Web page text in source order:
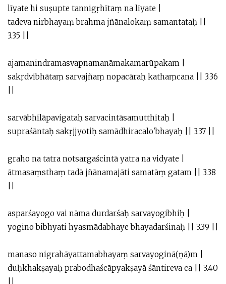
līyate hi suṣupte tannigṛhītaṃ na līyate |
tadeva nirbhayaṃ brahma jñānalokaṃ samantataḥ ||
3.35 ||
ajamanindramasvapnamanāmakamarūpakam |
sakṛdvibhātaṃ sarvajñaṃ nopacāraḥ kathaṃcana || 3.36
sarvābhilāpavigataḥ sarvacintāsamutthitaḥ |
supraśāntaḥ sakṛjjyotiḥ samādhiracalo'bhayaḥ || 3.37 ||
graho na tatra notsargaścintā yatra na vidyate |
ātmasaṃsthaṃ tadā jñānamajāti samatāṃ gatam || 3.38
asparśayogo vai nāma durdarśaḥ sarvayogibhiḥ |
yogino bibhyati hyasmādabhaye bhayadarśinaḥ || 3.39 ||
manaso nigrahāyattamabhayaṃ sarvayoginā(ṇā)m |
duḥkhakṣayaḥ prabodhaścāpyakṣayā śāntireva ca || 3.40